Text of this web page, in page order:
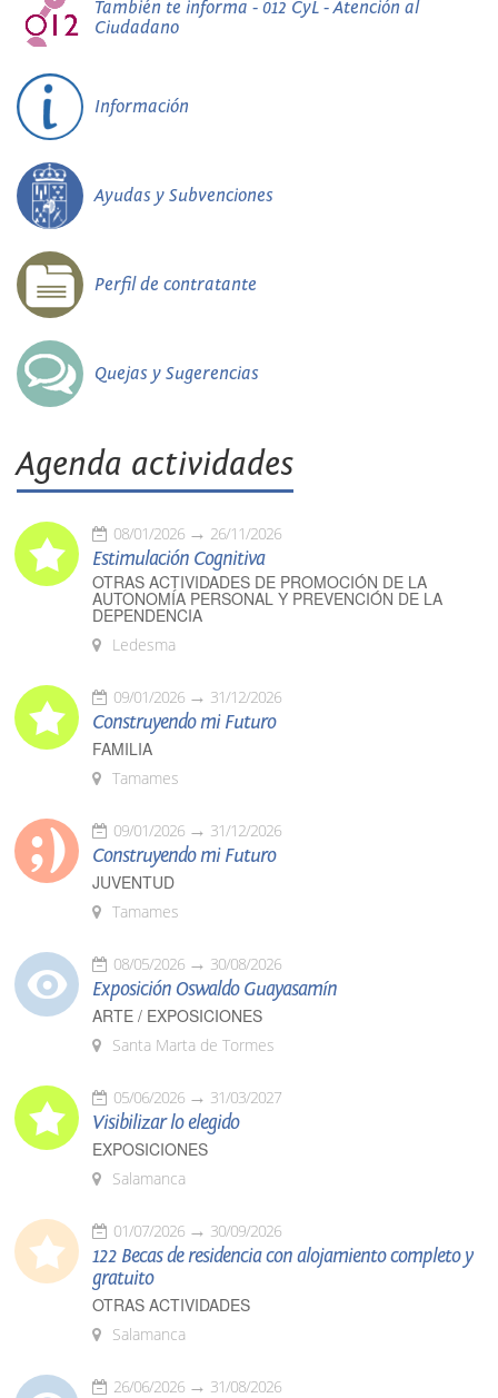
También te informa - 012 CyL - Atención al
Ciudadano
Información
Ayudas y Subvenciones
Perfil de contratante
Quejas y Sugerencias
Agenda actividades
08/01/2026 26/11/2026
Estimulación Cognitiva
OTRAS ACTIVIDADES DE PROMOCIÓN DE LA
AUTONOMÍA PERSONAL Y PREVENCIÓN DE LA
DEPENDENCIA
Ledesma
09/01/2026 31/12/2026
Construyendo mi Futuro
FAMILIA
Tamames
09/01/2026 31/12/2026
Construyendo mi Futuro
JUVENTUD
Tamames
08/05/2026 30/08/2026
Exposición Oswaldo Guayasamín
ARTE / EXPOSICIONES
Santa Marta de Tormes
05/06/2026 31/03/2027
Visibilizar lo elegido
EXPOSICIONES
Salamanca
01/07/2026 30/09/2026
122 Becas de residencia con alojamiento completo y
gratuito
OTRAS ACTIVIDADES
Salamanca
26/06/2026 31/08/2026